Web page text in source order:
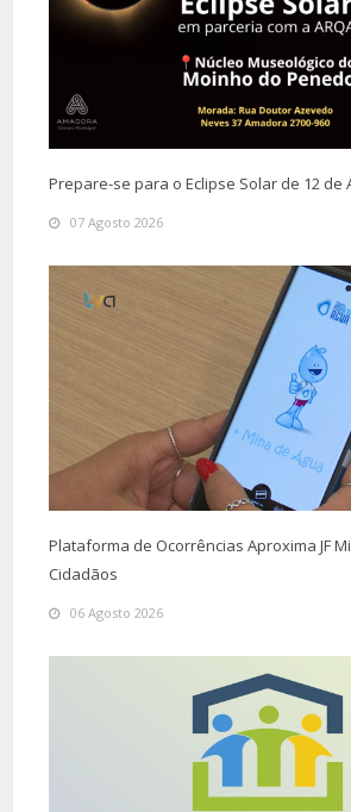
Prepare-se para o Eclipse Solar de 12 de
07 Agosto 2026
Plataforma de Ocorrências Aproxima JF
Cidadãos
06 Agosto 2026